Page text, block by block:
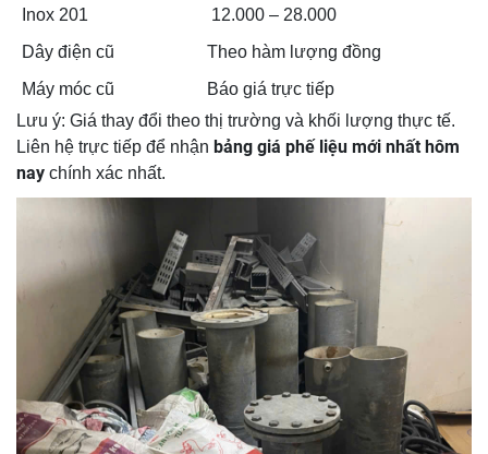
Inox 201
12.000 – 28.000
Dây điện cũ
Theo hàm lượng đồng
Máy móc cũ
Báo giá trực tiếp
Lưu ý: Giá thay đổi theo thị trường và khối lượng thực tế.
Liên hệ trực tiếp để nhận bảng giá phế liệu mới nhất hôm
nay chính xác nhất.